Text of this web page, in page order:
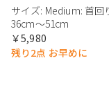
サイズ: Medium: 首回
36cm〜51cm
￥5,980
残り2点 お早めに